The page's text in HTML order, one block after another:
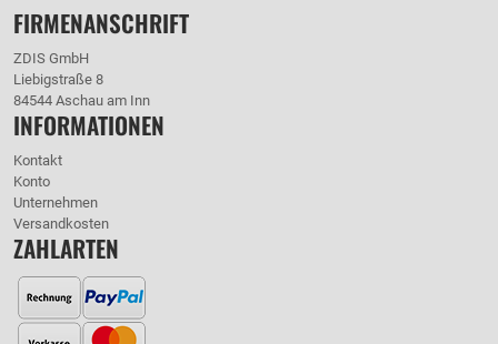
FIRMENANSCHRIFT
ZDIS GmbH
Liebigstraße 8
84544 Aschau am Inn
INFORMATIONEN
Kontakt
Konto
Unternehmen
Versandkosten
ZAHLARTEN